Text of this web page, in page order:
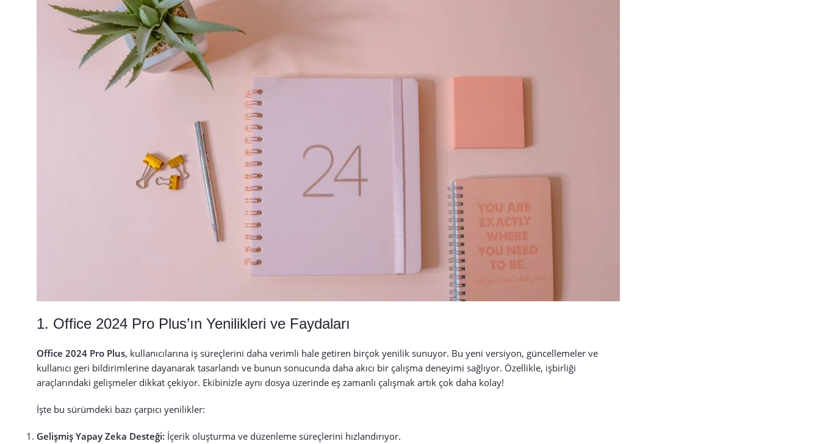
1. Office 2024 Pro Plus’ın Yenilikleri ve Faydaları
Office 2024 Pro Plus, kullanıcılarına iş süreçlerini daha verimli hale getiren birçok yenilik sunuyor. Bu yeni versiyon, güncellemeler ve
kullanıcı geri bildirimlerine dayanarak tasarlandı ve bunun sonucunda daha akıcı bir çalışma deneyimi sağlıyor. Özellikle, işbirliği
araçlarındaki gelişmeler dikkat çekiyor. Ekibinizle aynı dosya üzerinde eş zamanlı çalışmak artık çok daha kolay!
İşte bu sürümdeki bazı çarpıcı yenilikler:
Gelişmiş Yapay Zeka Desteği: İçerik oluşturma ve düzenleme süreçlerini hızlandırıyor.